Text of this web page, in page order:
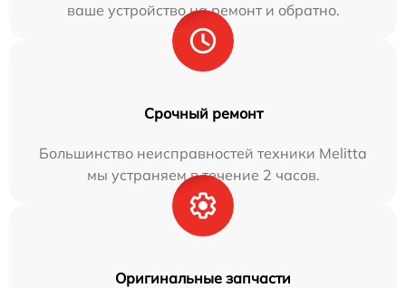
ваше устройство на ремонт и обратно.
Срочный ремонт
Большинство неисправностей техники Melitta
мы устраняем в течение 2 часов.
Оригинальные запчасти